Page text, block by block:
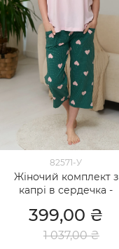
82571-У
Жіночий комплект з
капрі в сердечка -
399,00 ₴
1 037,00 ₴